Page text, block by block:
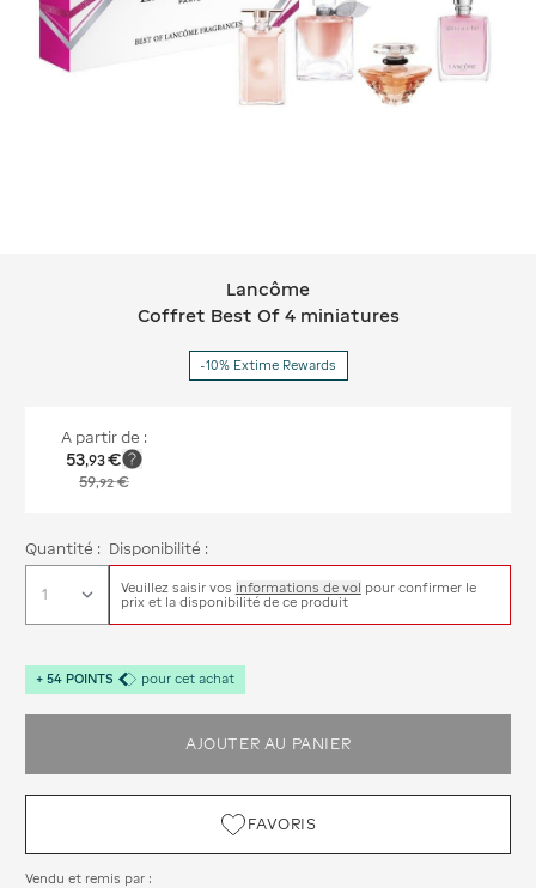
Lancôme Coffret Best Of 4
Lancôme
Coffret Best Of 4 miniatures
-10% Extime Rewards
A partir de :
53,93€
59,92€
Quantité : Disponibilité :
Veuillez saisir vos informations de vol pour confirmer le
prix et la disponibilité de ce produit
+ 54 POINTS pour cet achat
AJOUTER AU PANIER
FAVORIS
Vendu et remis par :